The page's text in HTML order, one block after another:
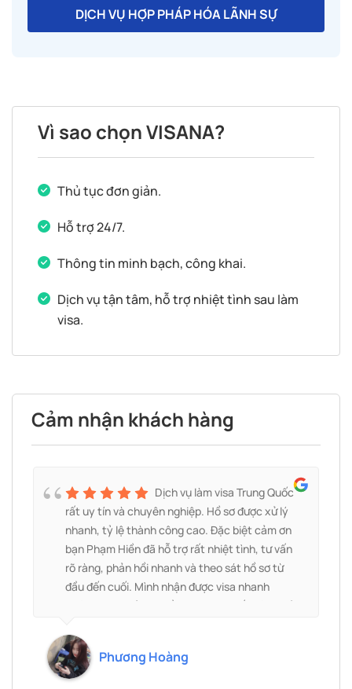
DỊCH VỤ HỢP PHÁP HÓA LÃNH SỰ
Vì sao chọn VISANA?
Thủ tục đơn giản.
Hỗ trợ 24/7.
Thông tin minh bạch, công khai.
Dịch vụ tận tâm, hỗ trợ nhiệt tình sau làm
visa.
Cảm nhận khách hàng
Dịch vụ làm visa Trung Quốc
rất uy tín và chuyên nghiệp. Hồ sơ được xử lý
nhanh, tỷ lệ thành công cao. Đặc biệt cảm ơn
bạn Phạm Hiền đã hỗ trợ rất nhiệt tình, tư vấn
rõ ràng, phản hồi nhanh và theo sát hồ sơ từ
đầu đến cuối. Mình nhận được visa nhanh
chóng, mọi thủ tục đều thuận lợi. Rất đáng để
Phương Hoàng